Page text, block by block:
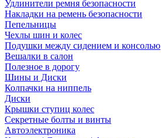
Удлинители ремня безопасности
Накладки на ремень безопасности
Пепельницы
Чехлы шин и колес
Подушки между сидением и консолью
Вешалки в салон
Полезное в дорогу
Шины и Диски
Колпачки на ниппель
Диски
Крышки ступиц колес
Секретные болты и винты
Автоэлектроника